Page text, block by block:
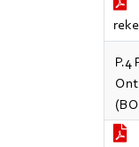
P.4